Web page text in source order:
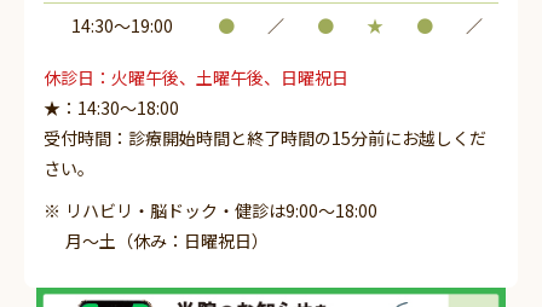
14:30〜19:00
● ／ ● ★ ● ／
休診日：火曜午後、土曜午後、日曜祝日
★：14:30～18:00
受付時間：診療開始時間と終了時間の15分前にお越しくだ
さい。
リハビリ・脳ドック・健診は9:00～18:00
月～土（休み：日曜祝日）